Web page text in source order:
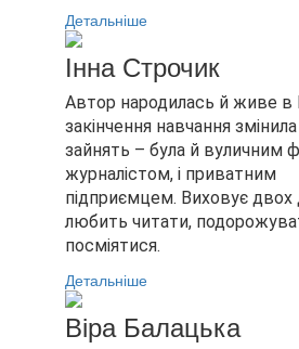
Детальніше
Інна Строчик
Автор народилась й живе в
закінчення навчання
зайнять – була й вуличним
журналістом, і приватним
підприємцем. Виховує двох
любить читати,
посміятися.
Детальніше
Віра Балацька